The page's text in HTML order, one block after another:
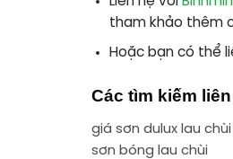
tham khảo thêm
Hoặc bạn có thể
Các tìm kiếm
giá sơn dulux lau
sơn bóng lau chùi